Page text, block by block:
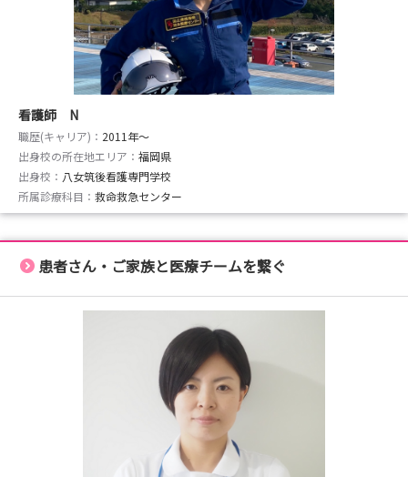
看護師 N
職歴(キャリア)： 2011年〜
出身校の所在地エリア： 福岡県
出身校： 八女筑後看護専門学校
所属診療科目： 救命救急センター
患者さん・ご家族と医療チームを繋ぐ